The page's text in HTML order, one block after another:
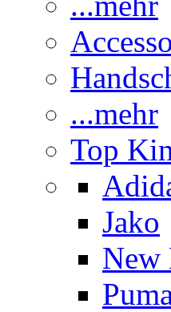
...mehr
Top
Jako
New